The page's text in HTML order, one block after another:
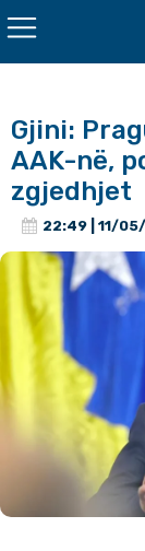
Gjini:
AAK-në,
zgjedhjet
22:49 | 11/